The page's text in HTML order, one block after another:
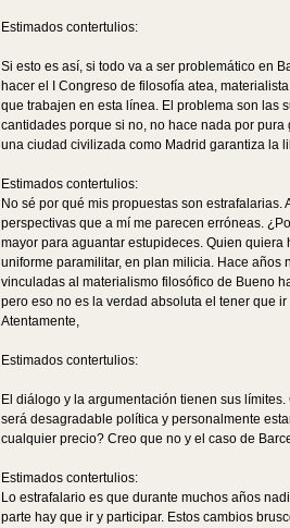
Estimados contertulios:
Si esto es así, si todo va a ser problemático en
hacer el I Congreso de filosofía atea,
que trabajen en esta línea. El problema son las
cantidades porque si no, no hace nada por
una ciudad civilizada como Madrid garantiza la
Estimados contertulios:
No sé por qué mis propuestas son
perspectivas que a mí me parecen erróneas.
mayor para aguantar estupideces. Quien
uniforme paramilitar, en plan milicia. Hace
vinculadas al materialismo filosófico de Bueno
pero eso no es la verdad absoluta el tener que
Atentamente,
Estimados contertulios:
El diálogo y la argumentación tienen sus
será desagradable política y personalmente
cualquier precio? Creo que no y el caso de
Estimados contertulios:
Lo estrafalario es que durante muchos años
parte hay que ir y participar. Estos cambios